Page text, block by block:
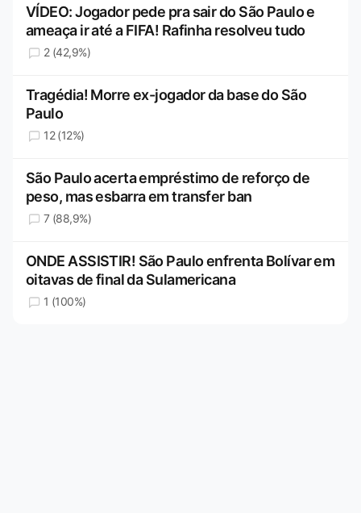
VÍDEO: Jogador pede pra sair do São Paulo e
ameaça ir até a FIFA! Rafinha resolveu tudo
2 (42,9%)
Tragédia! Morre ex-jogador da base do São
Paulo
12 (12%)
São Paulo acerta empréstimo de reforço de
peso, mas esbarra em transfer ban
7 (88,9%)
ONDE ASSISTIR! São Paulo enfrenta Bolívar em
oitavas de final da Sulamericana
1 (100%)